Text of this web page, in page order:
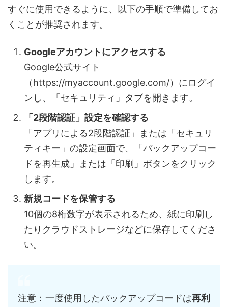
すぐに使用できるように、以下の手順で準備してお
くことが推奨されます。
Googleアカウントにアクセスする
Google公式サイト
（https://myaccount.google.com/）にログイ
ンし、「セキュリティ」タブを開きます。
「2段階認証」設定を確認する
「アプリによる2段階認証」または「セキュリ
ティキー」の設定画面で、「バックアップコー
ドを再生成」または「印刷」ボタンをクリック
します。
新規コードを保管する
10個の8桁数字が表示されるため、紙に印刷し
たりクラウドストレージなどに保存してくださ
い。
注意：一度使用したバックアップコードは再利